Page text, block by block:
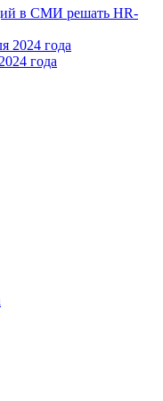
в СМИ решать HR-
года